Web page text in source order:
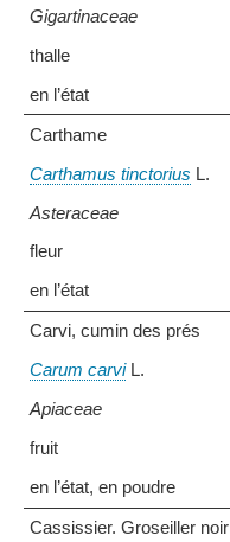
Gigartinaceae
thalle
en l’état
Carthame
Carthamus tinctorius L.
Asteraceae
fleur
en l’état
Carvi, cumin des prés
Carum carviL.
Apiaceae
fruit
en l’état, en poudre
Cassissier. Groseiller noir